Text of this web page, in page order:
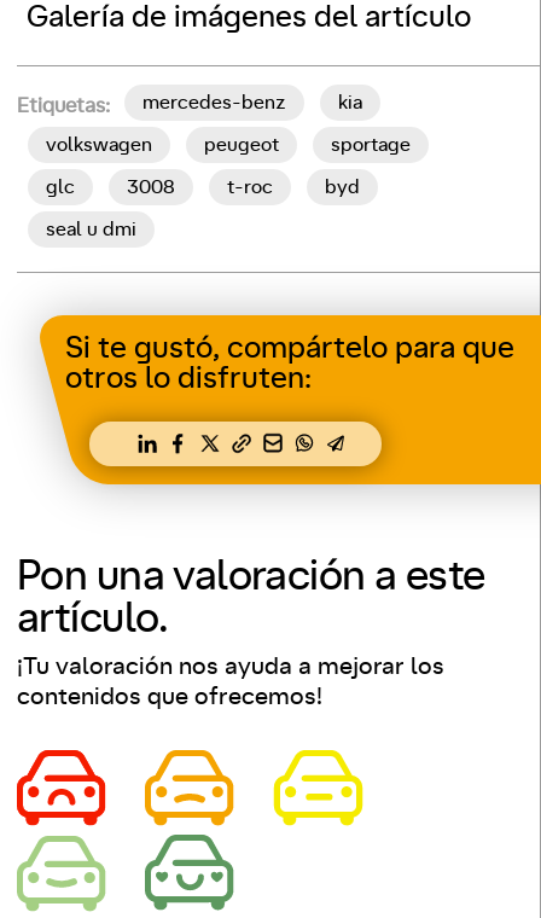
Galería de imágenes del artículo
Etiquetas: mercedes-benz kia
volkswagen peugeot sportage
glc 3008 t-roc byd
seal u dmi
Si te gustó, compártelo para que
otros lo disfruten:
Pon una valoración a este
artículo.
¡Tu valoración nos ayuda a mejorar los
contenidos que ofrecemos!